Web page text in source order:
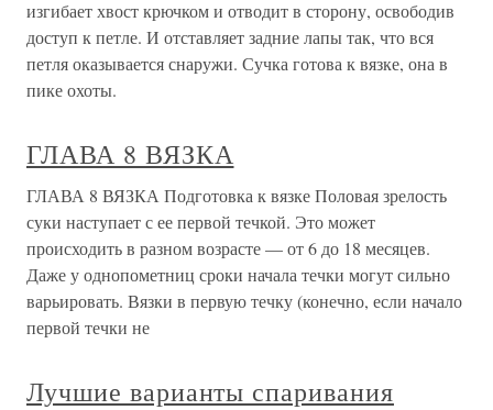
изгибает хвост крючком и отводит в сторону, освободив
доступ к петле. И отставляет задние лапы так, что вся
петля оказывается снаружи. Сучка готова к вязке, она в
пике охоты.
ГЛАВА 8 ВЯЗКА
ГЛАВА 8 ВЯЗКА Подготовка к вязке Половая зрелость
суки наступает с ее первой течкой. Это может
происходить в разном возрасте — от 6 до 18 месяцев.
Даже у однопометниц сроки начала течки могут сильно
варьировать. Вязки в первую течку (конечно, если начало
первой течки не
Лучшие варианты спаривания